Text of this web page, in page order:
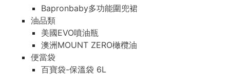
Bapronbaby多功能圍兜裙
油品類
美國EVO噴油瓶
澳洲MOUNT ZERO橄欖油
便當袋
百寶袋-保溫袋 6L